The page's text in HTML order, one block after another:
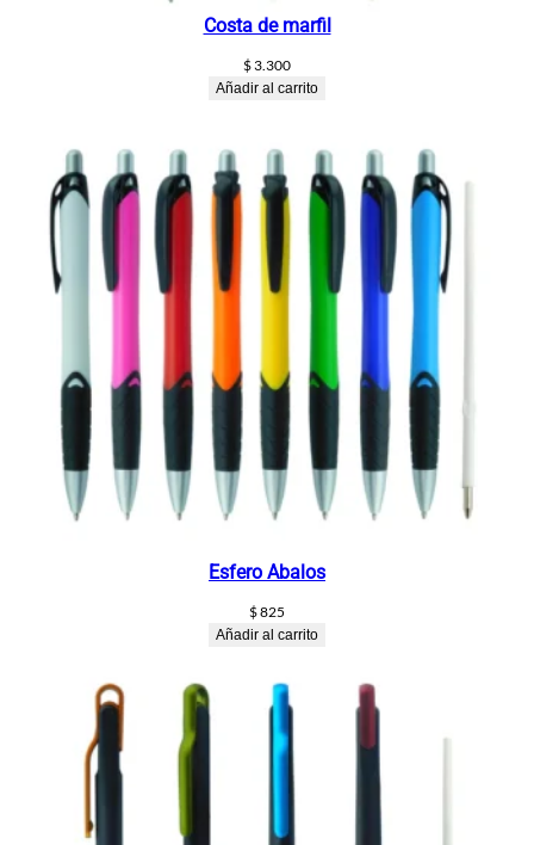
Costa de marfil
$3.300
Añadir al carrito
Esfero Abalos
$825
Añadir al carrito